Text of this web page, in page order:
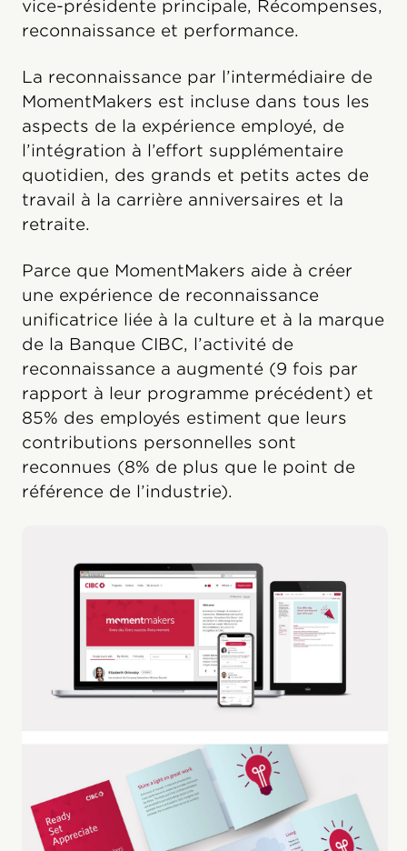
vice-présidente principale, Récompenses,
reconnaissance et performance.
La reconnaissance par l’intermédiaire de
MomentMakers est incluse dans tous les
aspects de la expérience employé, de
l’intégration à l’effort supplémentaire
quotidien, des grands et petits actes de
travail à la carrière anniversaires et la
retraite.
Parce que MomentMakers aide à créer
une expérience de reconnaissance
unificatrice liée à la culture et à la marque
de la Banque CIBC, l’activité de
reconnaissance a augmenté (9 fois par
rapport à leur programme précédent) et
85% des employés estiment que leurs
contributions personnelles sont
reconnues (8% de plus que le point de
référence de l’industrie).